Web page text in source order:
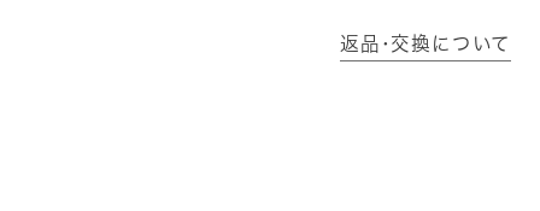
返品･交換について